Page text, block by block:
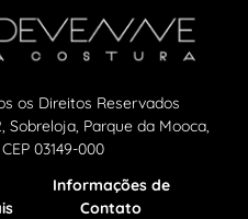
os Direitos Reservados
Sobreloja, Parque da Mooca,
03149-000
Informações de
Contato